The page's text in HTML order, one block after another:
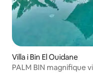
Villa i Bin El Ouidane
PALM BIN magnifique